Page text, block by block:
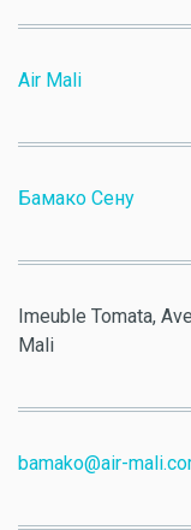
Air Mali
Бамако Сену
Imeuble Tomata,
Mali
bamako@air-